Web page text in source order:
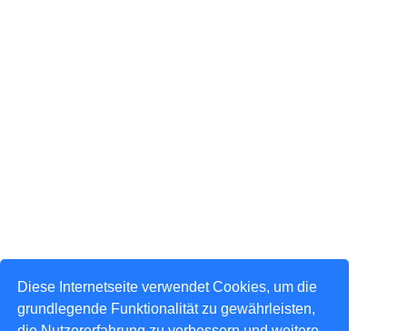
Diese Internetseite verwendet Cookies, um die
grundlegende Funktionalität zu gewährleisten,